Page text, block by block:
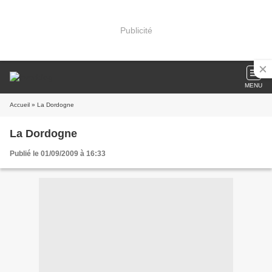
Publicité
MENU
Accueil » La Dordogne
La Dordogne
Publié le 01/09/2009 à 16:33